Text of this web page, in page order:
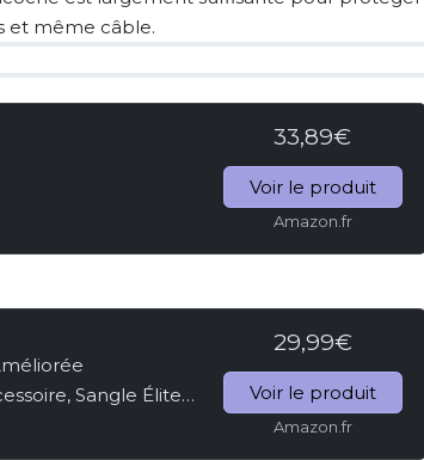
et même câble.
33,89€
Voir le produit
Amazon.fr
Sangle Élite
29,99€
Voir le produit
Amazon.fr